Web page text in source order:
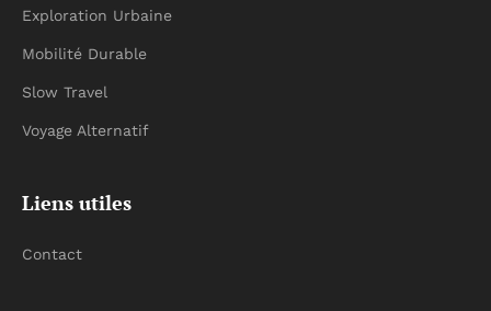
Exploration Urbaine
Mobilité Durable
Slow Travel
Voyage Alternatif
Liens utiles
Contact